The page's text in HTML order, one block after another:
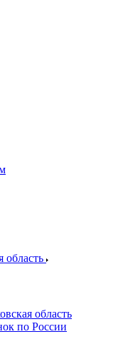
область
область
по России